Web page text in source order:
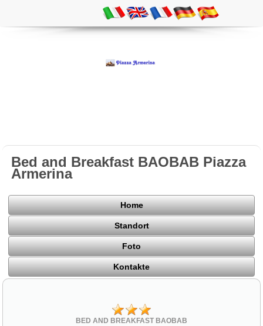
Bed and Breakfast BAOBAB Piazza
Armerina
Home
Standort
Foto
Kontakte
BED AND BREAKFAST BAOBAB